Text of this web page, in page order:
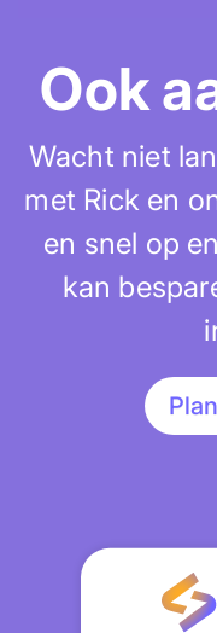
Ook
Wacht niet
met Rick en
en snel op
kan